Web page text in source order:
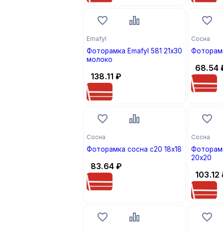
Emafyl
Фоторамка Emafyl 581 21х30
молоко
138.11 ₽
Сосна
68.54
Сосна
Фоторамка сосна с20 18х18
83.64 ₽
Сосна
20х20
103.12